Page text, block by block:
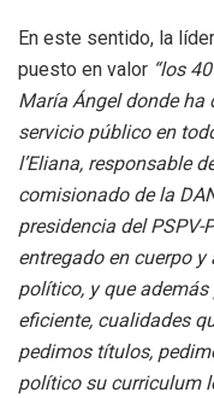
En este sentido, la
puesto en valor “los
María Ángel donde ha
servicio público en
l’Eliana, responsable
comisionado de la
presidencia del PSPV-
entregado en cuerpo
político, y que
eficiente, cualidades
pedimos títulos,
político su curriculum